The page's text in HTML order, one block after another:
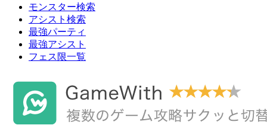
モンスター検索
アシスト検索
最強パーティ
最強アシスト
フェス限一覧